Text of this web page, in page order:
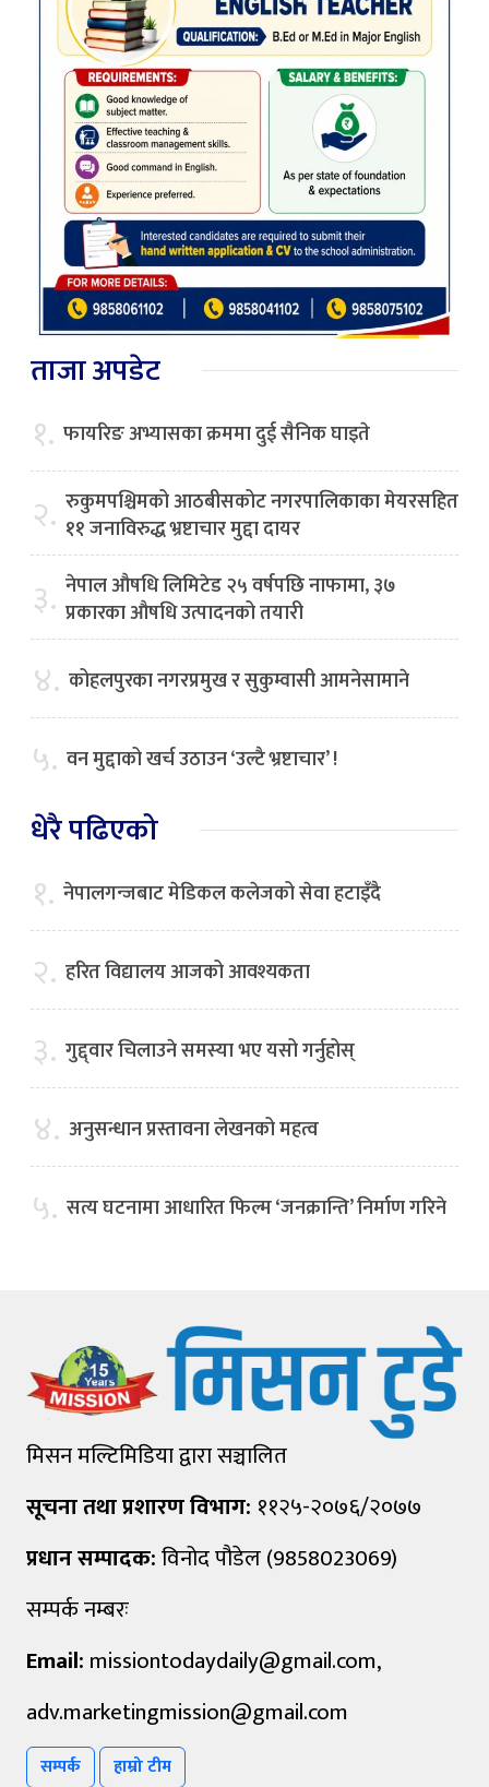
ताजा अपडेट
१. फायरिङ अभ्यासका क्रममा दुई सैनिक घाइते
२. रुकुमपश्चिमको आठबीसकोट नगरपालिकाका मेयरसहित
११ जनाविरुद्ध भ्रष्टाचार मुद्दा दायर
३. नेपाल औषधि लिमिटेड २५ वर्षपछि नाफामा, ३७
प्रकारका औषधि उत्पादनको तयारी
४. कोहलपुरका नगरप्रमुख र सुकुम्वासी आमनेसामाने
५. वन मुद्दाको खर्च उठाउन ‘उल्टै भ्रष्टाचार’ !
धेरै पढिएको
१. नेपालगन्जबाट मेडिकल कलेजको सेवा हटाइँदै
२. हरित विद्यालय आजको आवश्यकता
३. गुद्द्वार चिलाउने समस्या भए यसो गर्नुहोस्
४. अनुसन्धान प्रस्तावना लेखनको महत्व
५. सत्य घटनामा आधारित फिल्म ‘जनक्रान्ति’ निर्माण गरिने
मिसन मल्टिमिडिया द्वारा सञ्चालित
सूचना तथा प्रशारण विभाग: ११२५-२०७६/२०७७
प्रधान सम्पादक:विनोद पौडेल (9858023069)
सम्पर्क नम्बरः
Email: missiontodaydaily@gmail.com,
adv.marketingmission@gmail.com
सम्पर्क हाम्रो टीम